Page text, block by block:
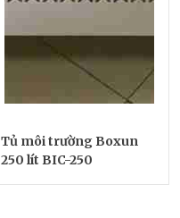
Tủ môi trường Boxun
250 lít BIC-250